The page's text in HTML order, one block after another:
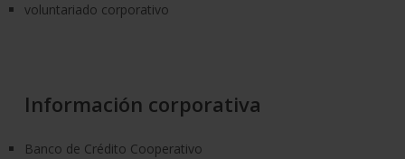
voluntariado corporativo
Información corporativa
Banco de Crédito Cooperativo